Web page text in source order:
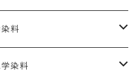
料
染料